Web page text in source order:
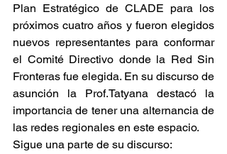
Plan Estratégico de CLADE para los
próximos cuatro años y fueron elegidos
nuevos representantes para conformar
el Comité Directivo donde la Red Sin
Fronteras fue elegida. En su discurso de
asunción la Prof.Tatyana destacó la
importancia de tener una alternancia de
las redes regionales en este espacio.
Sigue una parte de su discurso: